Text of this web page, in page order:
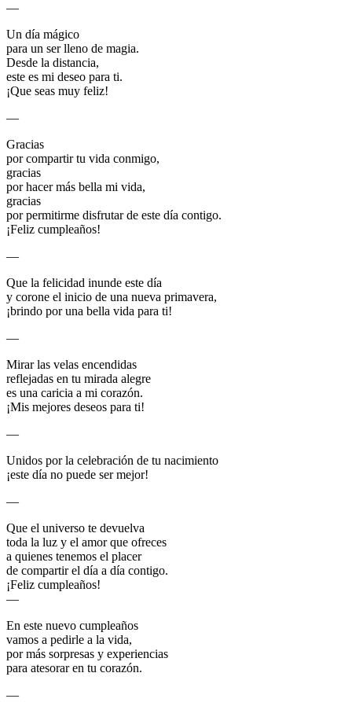
—
Un día mágico
para un ser lleno de magia.
Desde la distancia,
este es mi deseo para ti.
¡Que seas muy feliz!
—
Gracias
por compartir tu vida conmigo,
gracias
por hacer más bella mi vida,
gracias
por permitirme disfrutar de este día contigo.
¡Feliz cumpleaños!
—
Que la felicidad inunde este día
y corone el inicio de una nueva primavera,
¡brindo por una bella vida para ti!
—
Mirar las velas encendidas
reflejadas en tu mirada alegre
es una caricia a mi corazón.
¡Mis mejores deseos para ti!
—
Unidos por la celebración de tu nacimiento
¡este día no puede ser mejor!
—
Que el universo te devuelva
toda la luz y el amor que ofreces
a quienes tenemos el placer
de compartir el día a día contigo.
¡Feliz cumpleaños!
—
En este nuevo cumpleaños
vamos a pedirle a la vida,
por más sorpresas y experiencias
para atesorar en tu corazón.
—